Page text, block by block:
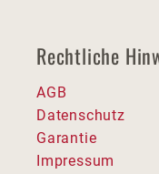
Rechtliche
AGB
Datenschutz
Garantie
Impressum